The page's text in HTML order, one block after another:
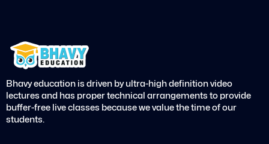
Bhavy education is driven by ultra-high definition video
lectures and has proper technical arrangements to provide
buffer-free live classes because we value the time of our
students.